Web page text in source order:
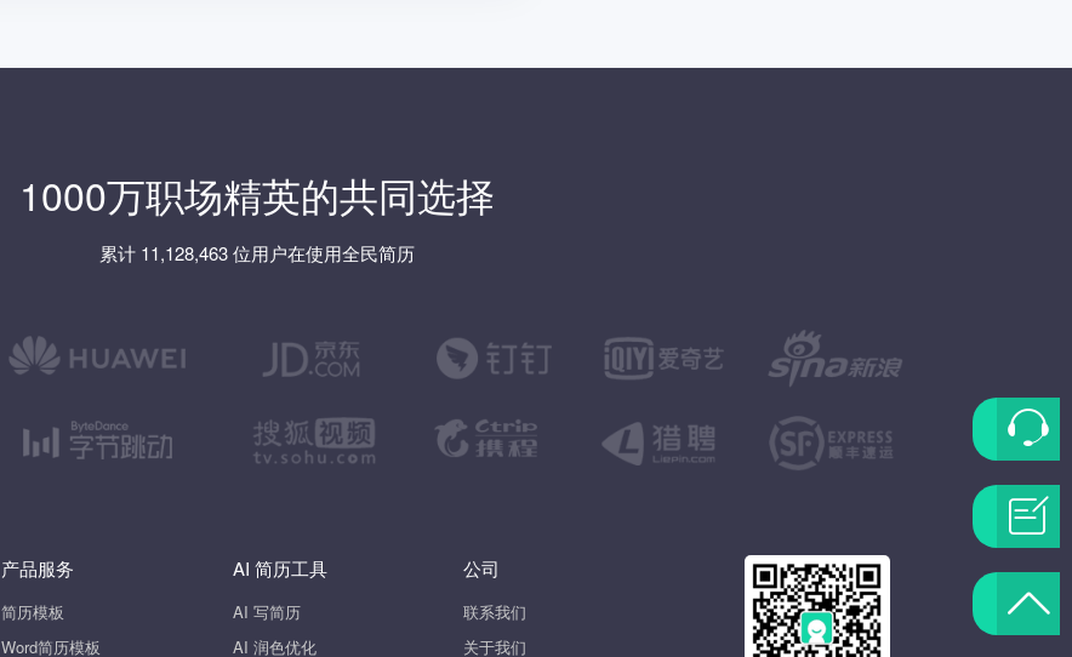
1000万职场精英的共同选择
累计 11,128,463 位用户在使用全民简历
产品服务
简历模板
Word简历模板
AI 简历工具
AI 写简历
AI 润色优化
公司
联系我们
关于我们
联
系
客
服
题
反
返